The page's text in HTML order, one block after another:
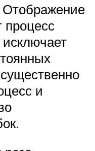
Отображение
процесс
исключает
и